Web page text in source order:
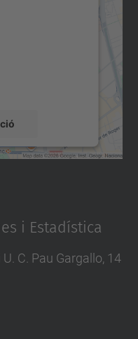
i Estadística
C. Pau Gargallo, 14